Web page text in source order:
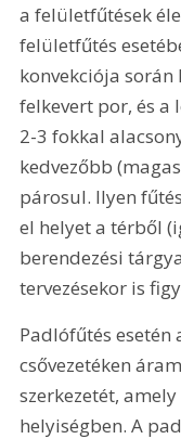
a felületfűtések
felületfűtés
konvekciója
felkevert por, és a
2-3 fokkal
kedvezőbb
párosul. Ilyen
el helyet a térből
berendezési
tervezésekor is
Padlófűtés
csővezetéken
szerkezetét,
helyiségben. A